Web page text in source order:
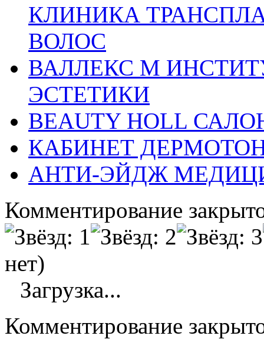
КЛИНИКА
ВОЛОС
ВАЛЛЕКС М
ЭСТЕТИКИ
BEAUTY HOLL
КАБИНЕТ
АНТИ-ЭЙДЖ
Комментирование
нет)
Загрузка...
Комментирование